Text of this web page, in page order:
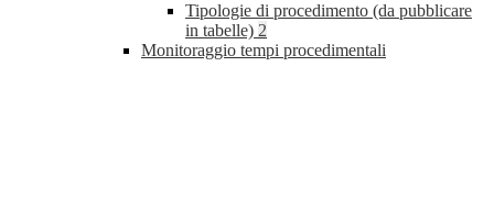
Tipologie di procedimento (da pubblicare
in tabelle) 2
Monitoraggio tempi procedimentali